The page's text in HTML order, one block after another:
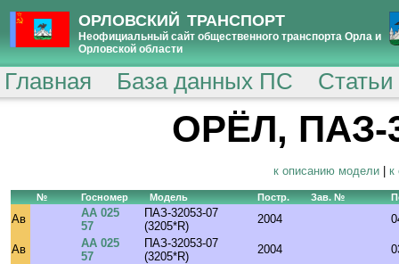
ОРЛОВСКИЙ ТРАНСПОРТ
Неофициальный сайт общественного транспорта Орла и
Орловской области
Главная База данных ПС
ОРЁЛ, ПАЗ-
к описанию модели| к
№ Госномер Модель Постр. Зав. №
Ав
АА 025
57
ПАЗ-32053-07
(3205*R)
2004
Ав
АА 025
57
ПАЗ-32053-07
(3205*R)
2004